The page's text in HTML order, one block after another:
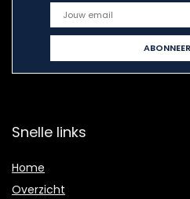
Snelle links
Home
Overzicht